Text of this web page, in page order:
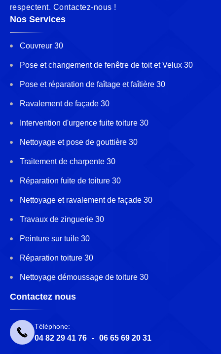
respectent. Contactez-nous !
Nos Services
Couvreur 30
Pose et changement de fenêtre de toit et Velux 30
Pose et réparation de faîtage et faîtière 30
Ravalement de façade 30
Intervention d'urgence fuite toiture 30
Nettoyage et pose de gouttière 30
Traitement de charpente 30
Réparation fuite de toiture 30
Nettoyage et ravalement de façade 30
Travaux de zinguerie 30
Peinture sur tuile 30
Réparation toiture 30
Nettoyage démoussage de toiture 30
Contactez nous
Téléphone:
04 82 29 41 76 - 06 65 69 20 31